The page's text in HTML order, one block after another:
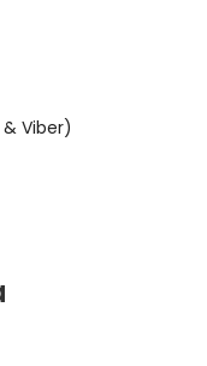
Viber)